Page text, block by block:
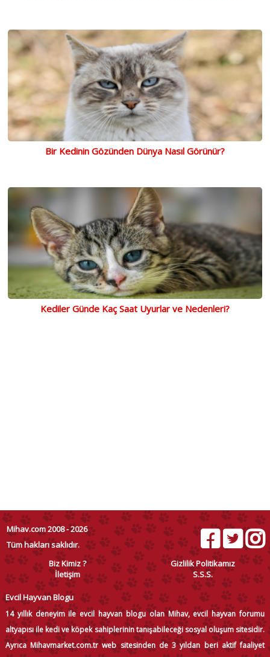
Bir Kedinin Gözünden Dünya Nasıl Görünür?
Kediler Günde Kaç Saat Uyurlar ve Nedenleri?
Mihav.com 2008 - 2026
Tüm hakları saklıdır.
Biz Kimiz ?
Gizlilik Politikamız
İletişim
S.S.S.
Evcil Hayvan Blogu
14 yıllık deneyim ile evcil hayvan blogu olan Mihav, evcil hayvan forumu
altyapısı ile kedi ve köpek sahiplerinin tanışabileceği sosyal oluşum sitesidir.
Ayrıca Mihavmarket.com.tr web sitesinden de 3 yıldan beri aktif faaliyet